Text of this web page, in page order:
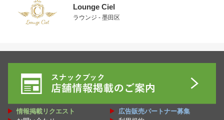
Lounge Ciel
ラウンジ - 墨田区
情報掲載リクエスト
広告販売パートナー募集